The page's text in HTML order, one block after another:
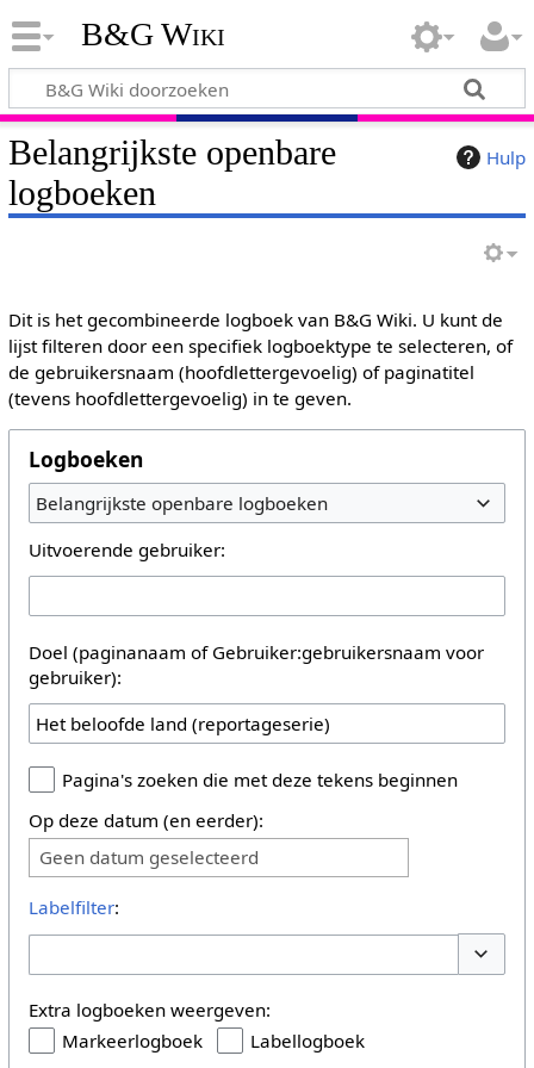
B&G Wiki
Hulp
Belangrijkste openbare
logboeken
Dit is het gecombineerde logboek van B&G Wiki. U kunt de
lijst filteren door een specifiek logboektype te selecteren, of
de gebruikersnaam (hoofdlettergevoelig) of paginatitel
(tevens hoofdlettergevoelig) in te geven.
Logboeken
Belangrijkste openbare logboeken
Uitvoerende gebruiker:
Doel (paginanaam of Gebruiker:gebruikersnaam voor
gebruiker):
Pagina's zoeken die met deze tekens beginnen
Op deze datum (en eerder):
Geen datum geselecteerd
Labelfilter:
Extra logboeken weergeven:
Markeerlogboek
Labellogboek